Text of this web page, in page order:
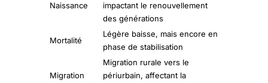
Naissance
impactant le renouvellement
des générations
Mortalité
Légère baisse, mais encore en
phase de stabilisation
Migration
Migration rurale vers le
périurbain, affectant la